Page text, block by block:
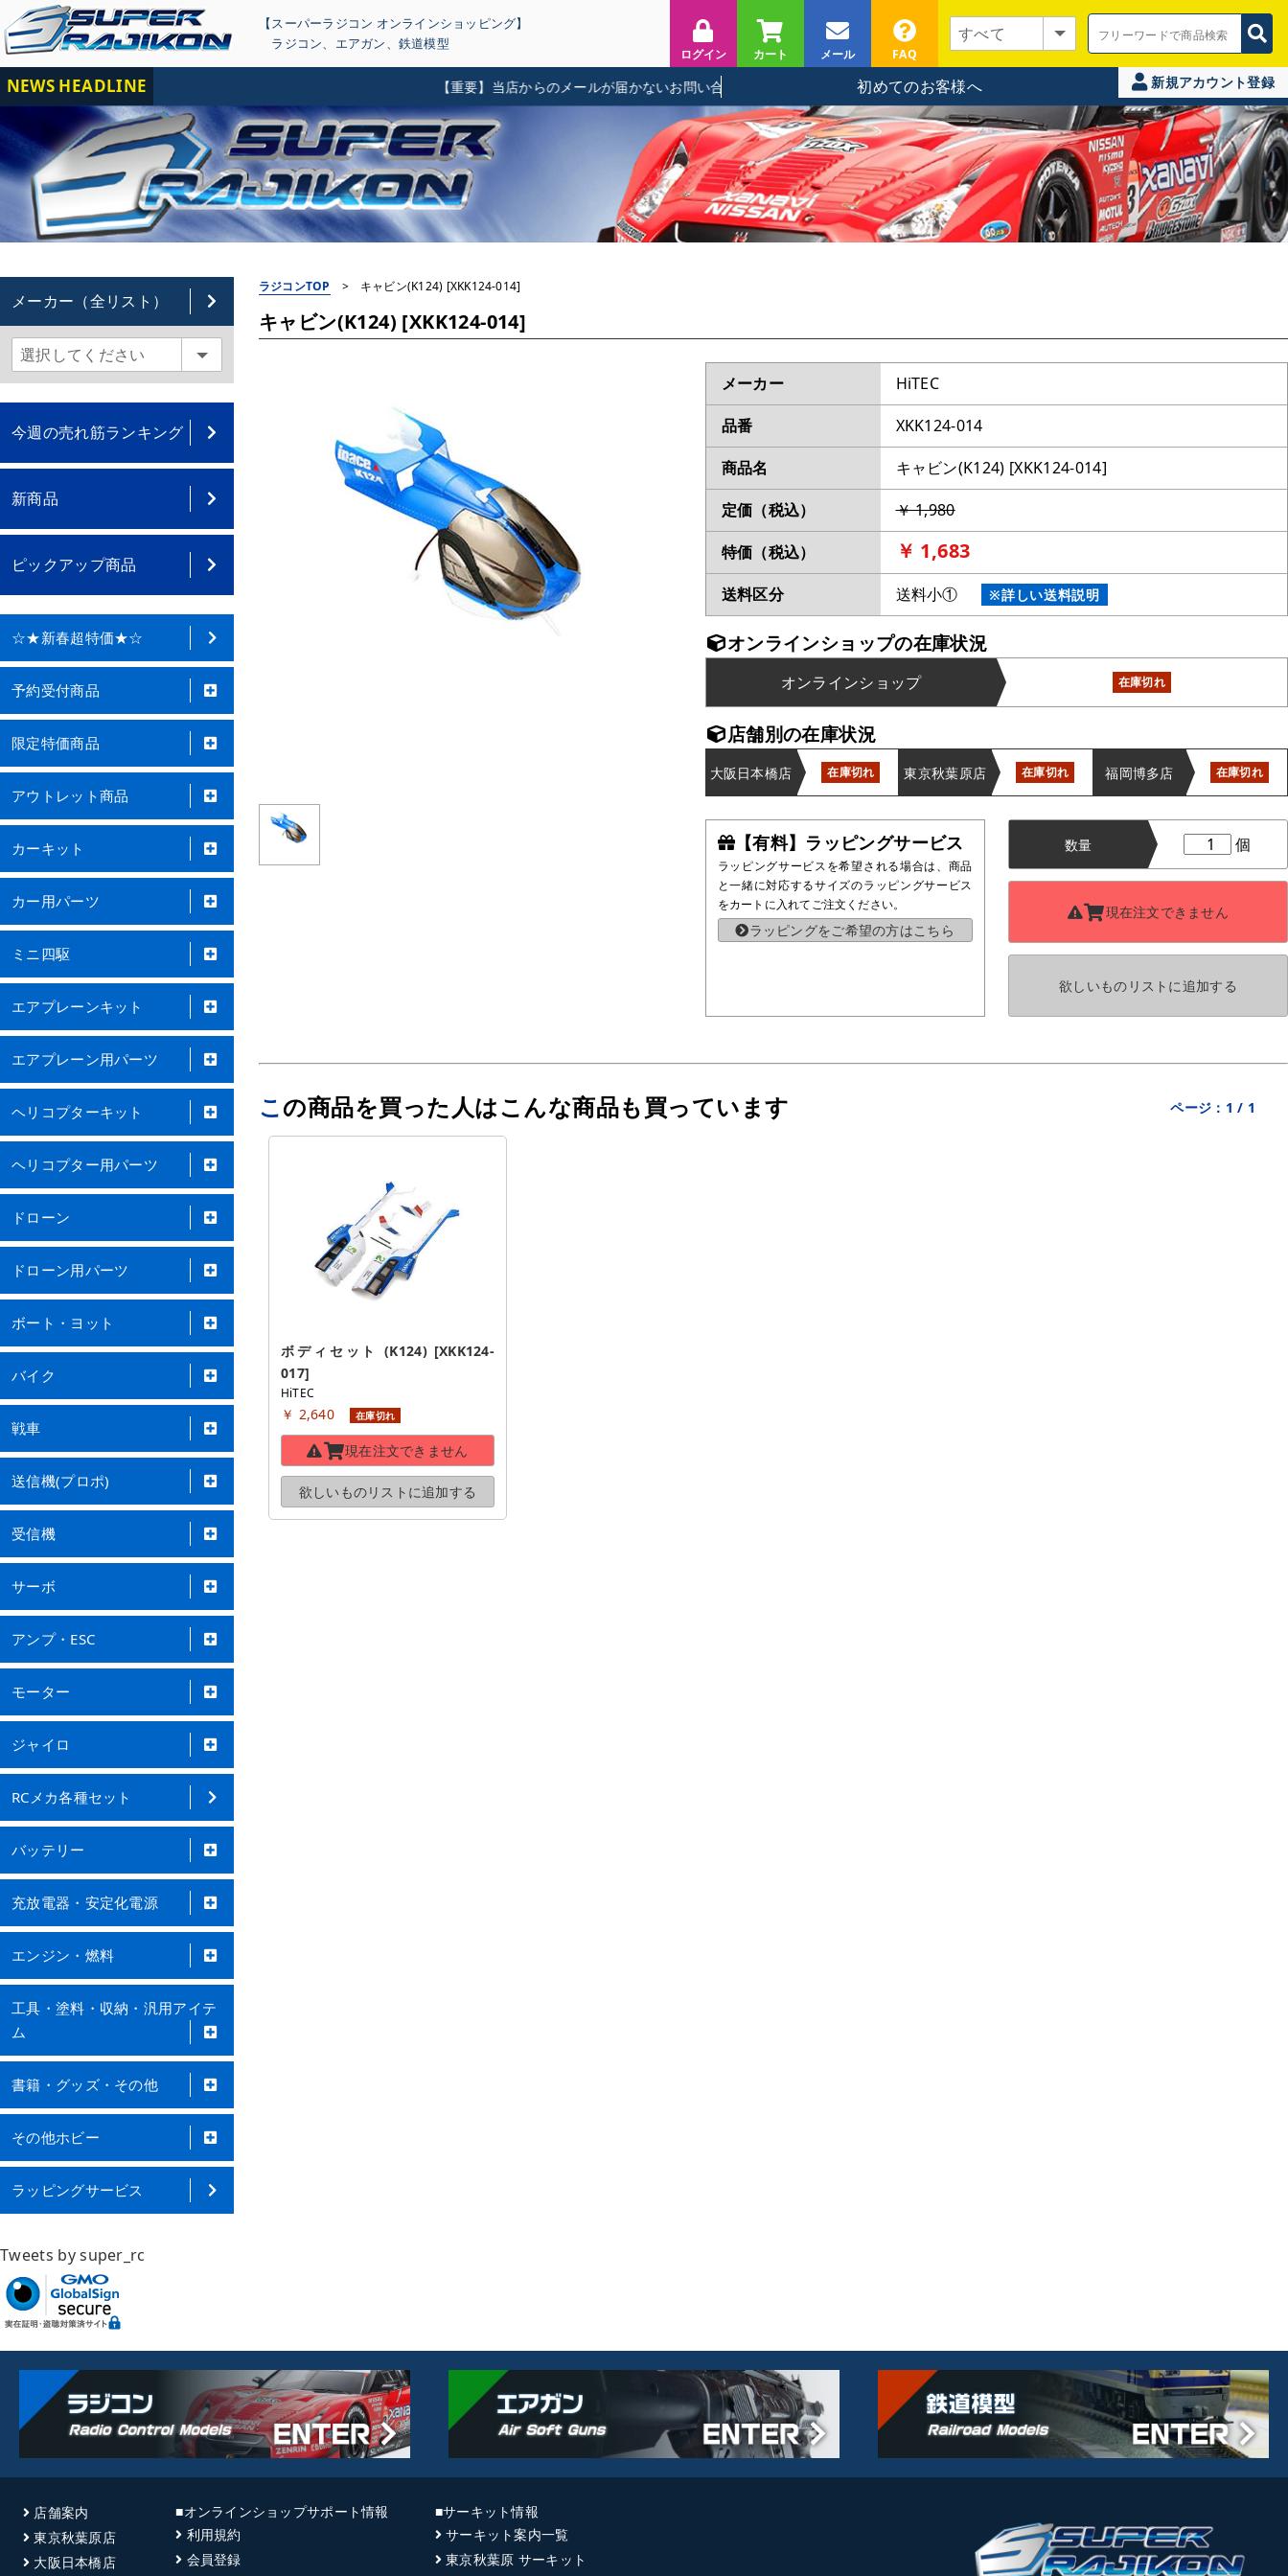
【スーパーラジコン オンラインショッピング】
ラジコン、 エアガン、 鉄道模型
ログイン カート メール FAQ
NEWS HEADLINE 【重要】当店からのメールが届かないお問い合わせに関して 初めてのお客様へ 新規アカウント登録
メーカー（全リスト）
今週の売れ筋ランキング
新商品
ピックアップ商品
☆★新春超特価★☆
予約受付商品
限定特価商品
アウトレット商品
カーキット
カー用パーツ
ミニ四駆
エアプレーンキット
エアプレーン用パーツ
ヘリコプターキット
ヘリコプター用パーツ
ドローン
ドローン用パーツ
ボート・ヨット
バイク
戦車
送信機(プロポ)
受信機
サーボ
アンプ・ESC
モーター
ジャイロ
RCメカ各種セット
バッテリー
充放電器・安定化電源
エンジン・燃料
工具・塗料・収納・汎用アイテ
ム
書籍・グッズ・その他
その他ホビー
ラッピングサービス
Tweets by super_rc
ラジコンTOP > キャビン(K124) [XKK124-014]
キャビン(K124) [XKK124-014]
メーカー
HiTEC
品番
XKK124-014
商品名
キャビン(K124) [XKK124-014]
定価（税込）
￥ 1,980
特価（税込）
￥ 1,683
送料区分 送料小① ※詳しい送料説明
オンラインショップの在庫状況
オンラインショップ 在庫切れ
店舗別の在庫状況
大阪日本橋店 在庫切れ 東京秋葉原店 在庫切れ 福岡博多店 在庫切れ
【有料】ラッピングサービス
ラッピングサービスを希望される場合は、商品
と一緒に対応するサイズのラッピングサービス
をカートに入れてご注文ください。
ラッピングをご希望の方はこちら
数量 個
現在注文できません
欲しいものリストに追加する
この商品を買った人はこんな商品も買っています ページ： 1 / 1
ボディセット (K124) [XKK124-
017]
HiTEC
￥ 2,640 在庫切れ
現在注文できません
欲しいものリストに追加する
店舗案内
東京秋葉原店
大阪日本橋店
■オンラインショップサポート情報
利用規約
会員登録
■サーキット情報
サーキット案内一覧
東京秋葉原 サーキット